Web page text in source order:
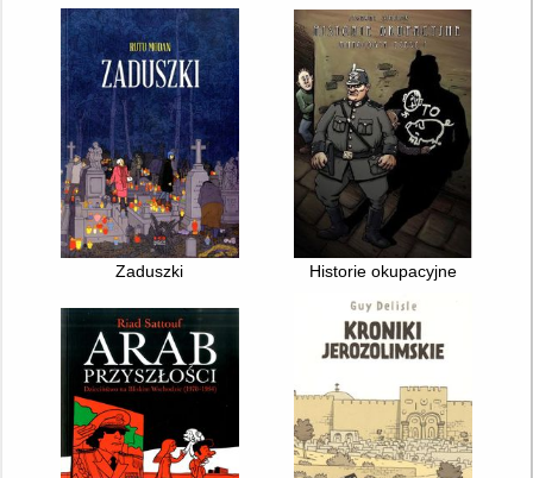
Zaduszki Historie okupacyjne